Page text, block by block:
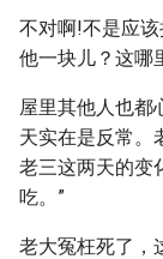
不对啊!不是应
他一块儿？这哪
屋里其他人也都
天实在是反常。
老三这两天的变
吃。”
老大冤枉死了，